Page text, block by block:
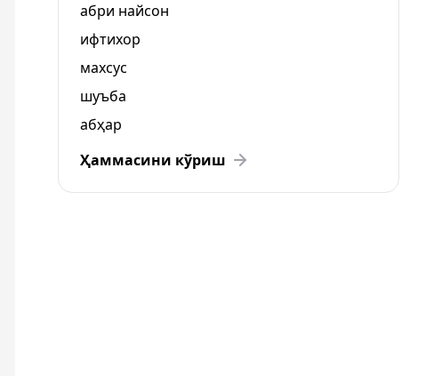
абри найсон
ифтихор
махсус
шуъба
абҳар
Ҳаммасини кўриш